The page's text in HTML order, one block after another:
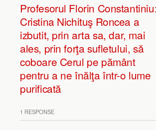
Profesorul Florin Constantiniu:
Cristina Nichituş Roncea a
izbutit, prin arta sa, dar, mai
ales, prin forţa sufletului, să
coboare Cerul pe pământ
pentru a ne înălţa într-o lume
purificată
1 RESPONSE